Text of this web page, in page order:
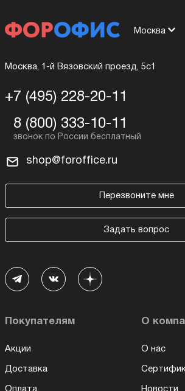
Москва
Москва, 1-й Вязовский проезд, 5с1
+7 (495) 228-20-11
8 (800) 333-10-11
shop@foroffice.ru
Перезвоните мне
Задать вопрос
Покупателям
Акции
Доставка
Оплата
О
О нас
Новости